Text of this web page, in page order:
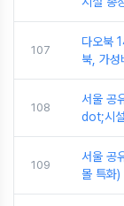
107
다오북
북, 가성
108
서울 공
dot;시
109
서울 공
몰 특화)